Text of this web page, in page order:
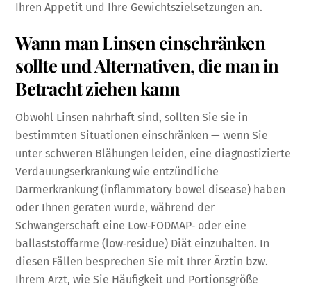
Ihren Appetit und Ihre Gewichtszielsetzungen an.
Wann man Linsen einschränken
sollte und Alternativen, die man in
Betracht ziehen kann
Obwohl Linsen nahrhaft sind, sollten Sie sie in
bestimmten Situationen einschränken — wenn Sie
unter schweren Blähungen leiden, eine diagnostizierte
Verdauungserkrankung wie entzündliche
Darmerkrankung (inflammatory bowel disease) haben
oder Ihnen geraten wurde, während der
Schwangerschaft eine Low‑FODMAP‑ oder eine
ballaststoffarme (low‑residue) Diät einzuhalten. In
diesen Fällen besprechen Sie mit Ihrer Ärztin bzw.
Ihrem Arzt, wie Sie Häufigkeit und Portionsgröße